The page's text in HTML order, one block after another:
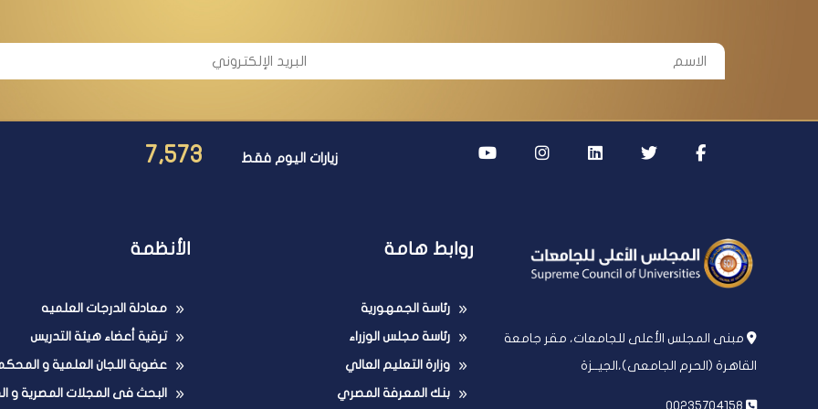
زيارات اليوم فقط 7,573
مبنى المجلس الأعلى للجامعات، مقر جامعة
القاهرة (الحرم الجامعى)،الجيــزة
روابط هامة
رئاسة الجمهورية
رئاسة مجلس الوزراء
وزارة التعليم العالي
بنك المعرفة المصري
الأنظمة
معادلة الدرجات العلميه
ترقية أعضاء هيئة التدريس
عضوية اللجان العلمية و
البحث فى المجلات المصرية و